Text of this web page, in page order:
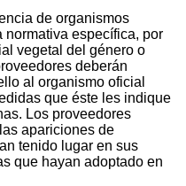
de organismos
específica, por
vegetal del género o
deberán
al organismo oficial
que éste les indique
Los proveedores
apariciones de
tenido lugar en sus
que hayan adoptado en